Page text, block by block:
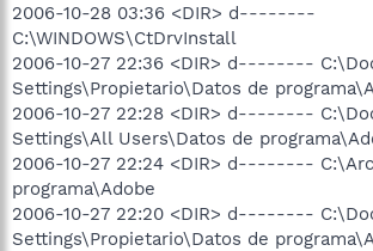
2006-10-28 03:36 <DIR> d--------
C:\WINDOWS\CtDrvInstall
2006-10-27 22:36 <DIR> d--------
Settings\Propietario\Datos de
2006-10-27 22:28 <DIR> d--------
Settings\All Users\Datos de
2006-10-27 22:24 <DIR> d--------
programa\Adobe
2006-10-27 22:20 <DIR> d--------
Settings\Propietario\Datos de